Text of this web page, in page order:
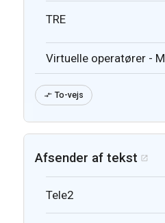
TRE
Virtuelle operatører -
 To-vejs
Afsender af tekst 
Tele2